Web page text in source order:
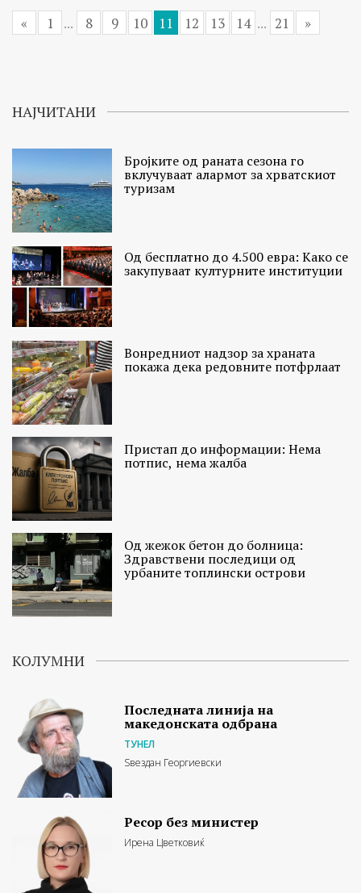
« 1 ... 8 9 10 11 12 13 14 ... 21 »
НАЈЧИТАНИ
Бројките од раната сезона го
вклучуваат алармот за хрватскиот
туризам
Од бесплатно до 4.500 евра: Како се
закупуваат културните институции
Вонредниот надзор за храната
покажа дека редовните потфрлаат
Пристап до информации: Нема
потпис, нема жалба
Од жежок бетон до болница:
Здравствени последици од
урбаните топлински острови
КОЛУМНИ
Последната линија на
македонската одбрана
ТУНЕЛ
Ѕвездан Георгиевски
Ресор без министер
Ирена Цветковиќ